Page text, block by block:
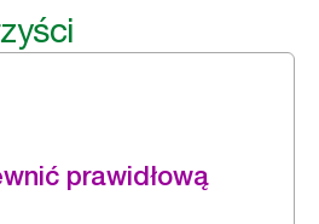
prawidłową